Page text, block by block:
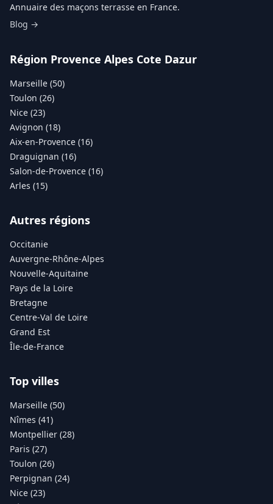
Annuaire des maçons terrasse en France.
Blog →
Région Provence Alpes Cote Dazur
Marseille (50)
Toulon (26)
Nice (23)
Avignon (18)
Aix-en-Provence (16)
Draguignan (16)
Salon-de-Provence (16)
Arles (15)
Autres régions
Occitanie
Auvergne-Rhône-Alpes
Nouvelle-Aquitaine
Pays de la Loire
Bretagne
Centre-Val de Loire
Grand Est
Île-de-France
Top villes
Marseille (50)
Nîmes (41)
Montpellier (28)
Paris (27)
Toulon (26)
Perpignan (24)
Nice (23)